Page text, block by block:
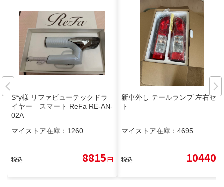
S*y様 リファビューテックドラ
イヤー スマート ReFa RE-AN-
02A
マイストア在庫： 1260
税込 8815円
新車外し テールランプ 左右セッ
ト
マイストア在庫： 4695
税込 10440